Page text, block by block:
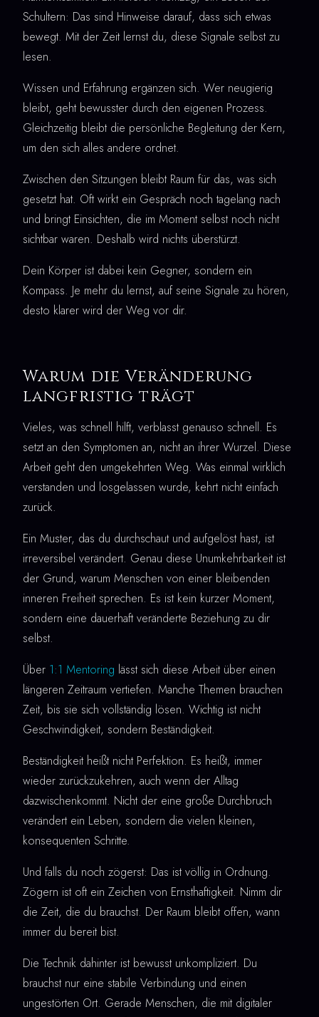
Schultern: Das sind Hinweise darauf, dass sich etwas
bewegt. Mit der Zeit lernst du, diese Signale selbst zu
lesen.
Wissen und Erfahrung ergänzen sich. Wer neugierig
bleibt, geht bewusster durch den eigenen Prozess.
Gleichzeitig bleibt die persönliche Begleitung der Kern,
um den sich alles andere ordnet.
Zwischen den Sitzungen bleibt Raum für das, was sich
gesetzt hat. Oft wirkt ein Gespräch noch tagelang nach
und bringt Einsichten, die im Moment selbst noch nicht
sichtbar waren. Deshalb wird nichts überstürzt.
Dein Körper ist dabei kein Gegner, sondern ein
Kompass. Je mehr du lernst, auf seine Signale zu hören,
desto klarer wird der Weg vor dir.
Warum die Veränderung
langfristig trägt
Vieles, was schnell hilft, verblasst genauso schnell. Es
setzt an den Symptomen an, nicht an ihrer Wurzel. Diese
Arbeit geht den umgekehrten Weg. Was einmal wirklich
verstanden und losgelassen wurde, kehrt nicht einfach
zurück.
Ein Muster, das du durchschaut und aufgelöst hast, ist
irreversibel verändert. Genau diese Unumkehrbarkeit ist
der Grund, warum Menschen von einer bleibenden
inneren Freiheit sprechen. Es ist kein kurzer Moment,
sondern eine dauerhaft veränderte Beziehung zu dir
selbst.
Über 1:1 Mentoring lässt sich diese Arbeit über einen
längeren Zeitraum vertiefen. Manche Themen brauchen
Zeit, bis sie sich vollständig lösen. Wichtig ist nicht
Geschwindigkeit, sondern Beständigkeit.
Beständigkeit heißt nicht Perfektion. Es heißt, immer
wieder zurückzukehren, auch wenn der Alltag
dazwischenkommt. Nicht der eine große Durchbruch
verändert ein Leben, sondern die vielen kleinen,
konsequenten Schritte.
Und falls du noch zögerst: Das ist völlig in Ordnung.
Zögern ist oft ein Zeichen von Ernsthaftigkeit. Nimm dir
die Zeit, die du brauchst. Der Raum bleibt offen, wann
immer du bereit bist.
Die Technik dahinter ist bewusst unkompliziert. Du
brauchst nur eine stabile Verbindung und einen
ungestörten Ort. Gerade Menschen, die mit digitaler